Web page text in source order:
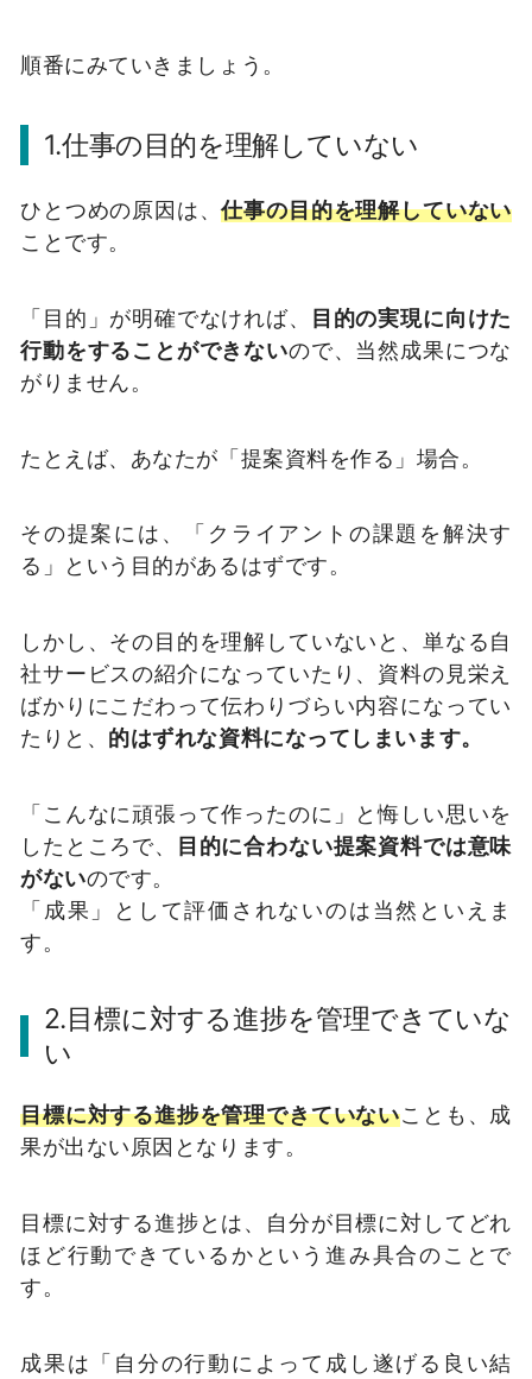
順番にみていきましょう。
1.仕事の目的を理解していない
ひとつめの原因は、仕事の目的を理解していない
ことです。
「目的」が明確でなければ、
目的の実現に向けた
行動をすることができないので、当然成果につな
がりません。
たとえば、あなたが「提案資料を作る」場合。
その提案には、「クライアントの課題を解決す
る」という目的があるはずです。
しかし、その目的を理解していないと、単なる自
社サービスの紹介になっていたり、資料の見栄え
ばかりにこだわって伝わりづらい内容になってい
たりと、 的はずれな資料になってしまいます。
「こんなに頑張って作ったのに」と悔しい思いを
したところで、 目的に合わない提案資料では意味
がないのです。
「成果」として評価されないのは当然といえま
す。
2.目標に対する進捗を管理できていな
い
目標に対する進捗を管理できていないことも、成
果が出ない原因となります。
目標に対する進捗とは、自分が目標に対してどれ
ほど行動できているかという進み具合のことで
す。
成果は「自分の行動によって成し遂げる良い結